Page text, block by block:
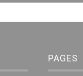
PAGES